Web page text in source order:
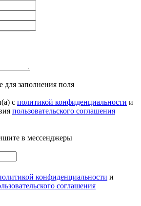
для заполнения поля
с политикой конфиденциальности и
пользовательского соглашения
в мессенджеры
конфиденциальности и
соглашения